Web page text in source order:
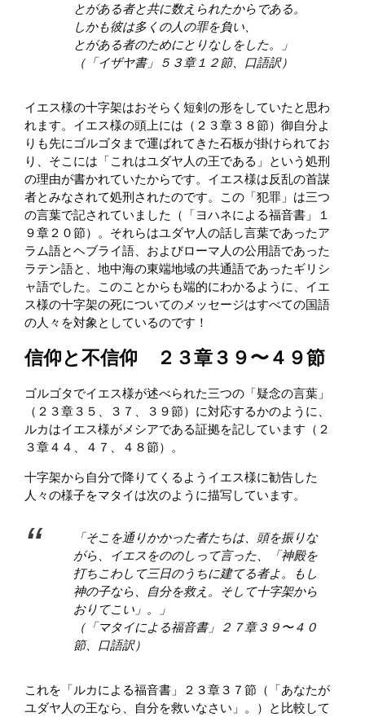
とがある者と共に数えられたからである。
しかも彼は多くの人の罪を負い、
とがある者のためにとりなしをした。」
（「イザヤ書」５３章１２節、口語訳）
イエス様の十字架はおそらく短剣の形をしていたと思わ
れます。イエス様の頭上には（２３章３８節）御自分よ
りも先にゴルゴタまで運ばれてきた石板が掛けられてお
り、そこには「これはユダヤ人の王である」という処刑
の理由が書かれていたからです。イエス様は反乱の首謀
者とみなされて処刑されたのです。この「犯罪」は三つ
の言葉で記されていました（「ヨハネによる福音書」１
９章２０節）。それらはユダヤ人の話し言葉であったア
ラム語とヘブライ語、およびローマ人の公用語であった
ラテン語と、地中海の東端地域の共通語であったギリシ
ャ語でした。このことからも端的にわかるように、イエ
ス様の十字架の死についてのメッセージはすべての国語
の人々を対象としているのです！
信仰と不信仰 ２３章３９〜４９節
ゴルゴタでイエス様が述べられた三つの「疑念の言葉」
（２３章３５、３７、３９節）に対応するかのように、
ルカはイエス様がメシアである証拠を記しています（２
３章４４、４７、４８節）。
十字架から自分で降りてくるようイエス様に勧告した
人々の様子をマタイは次のように描写しています。
「そこを通りかかった者たちは、頭を振りな
がら、イエスをののしって言った、「神殿を
打ちこわして三日のうちに建てる者よ。もし
神の子なら、自分を救え。そして十字架から
おりてこい」。」
（「マタイによる福音書」２７章３９〜４０
節、口語訳）
これを「ルカによる福音書」２３章３７節（「あなたが
ユダヤ人の王なら、自分を救いなさい」。）と比較して